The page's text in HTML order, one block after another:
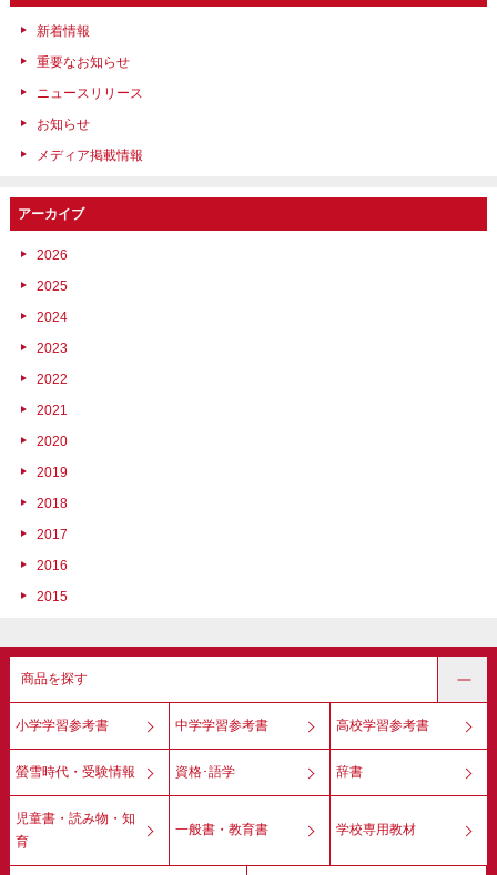
新着情報
重要なお知らせ
ニュースリリース
お知らせ
メディア掲載情報
アーカイブ
2026
2025
2024
2023
2022
2021
2020
2019
2018
2017
2016
2015
商品を探す
小学学習参考書 中学学習参考書 高校学習参考書
螢雪時代・受験情報 資格･語学 辞書
児童書・読み物・知
育
一般書・教育書 学校専用教材